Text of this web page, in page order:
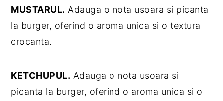
MUSTARUL. Adauga o nota usoara si picanta
la burger, oferind o aroma unica si o textura
crocanta.
KETCHUPUL. Adauga o nota usoara si
picanta la burger, oferind o aroma unica si o